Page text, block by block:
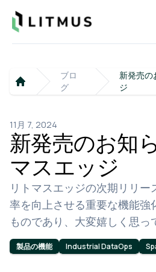
Litmus
Home
ブロ
グ
新発売の
ジ
11月 7, 2024
新発売のお知
マスエッジ
リトマスエッジの次期リリ
率を向上させる重要な機能強
ものであり、大変嬉しく思っ
製品の機能 Industrial DataOps